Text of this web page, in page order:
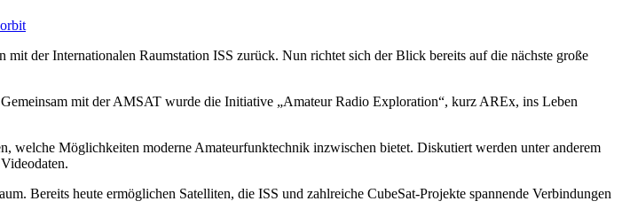
der Internationalen Raumstation ISS zurück. Nun richtet sich der Blick bereits auf die nächste große
mit der AMSAT wurde die Initiative „Amateur Radio Exploration“, kurz AREx, ins Leben
welche Möglichkeiten moderne Amateurfunktechnik inzwischen bietet. Diskutiert werden unter anderem
Bereits heute ermöglichen Satelliten, die ISS und zahlreiche CubeSat-Projekte spannende Verbindungen